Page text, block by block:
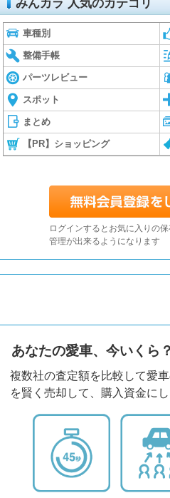
みんカラ 人気のカテゴリ
車種別
整備手帳
パーツレビュー
スポット
まとめ
【PR】ショッピング
ログインするとお気に入りの
管理が出来るようになります
あなたの愛車、今いくら？
複数社の査定額を比較して愛
を賢く売却して、購入資金に